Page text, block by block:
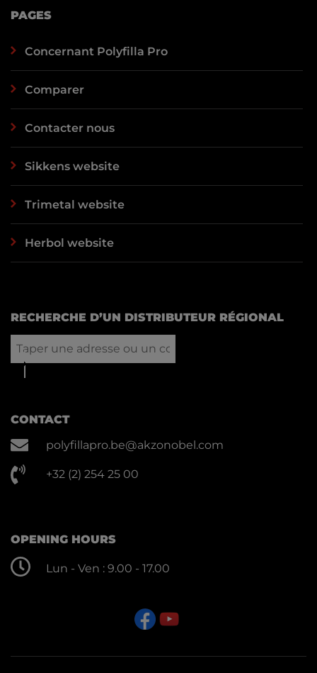
PAGES
Concernant Polyfilla Pro
Comparer
Contacter nous
Sikkens website
Trimetal website
Herbol website
RECHERCHE D’UN DISTRIBUTEUR RÉGIONAL
CONTACT
polyfillapro.be@akzonobel.com
+32 (2) 254 25 00
OPENING HOURS
Lun - Ven : 9.00 - 17.00